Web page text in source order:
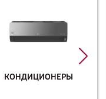
КОНДИЦИОНЕРЫ